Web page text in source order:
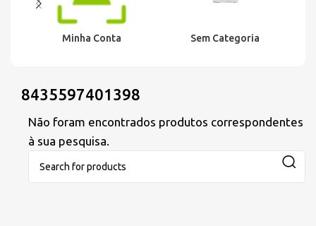
Minha Conta Sem Categoria
8435597401398
Não foram encontrados produtos correspondentes
à sua pesquisa.